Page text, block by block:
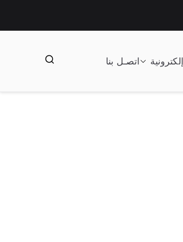
اتصـل بنا